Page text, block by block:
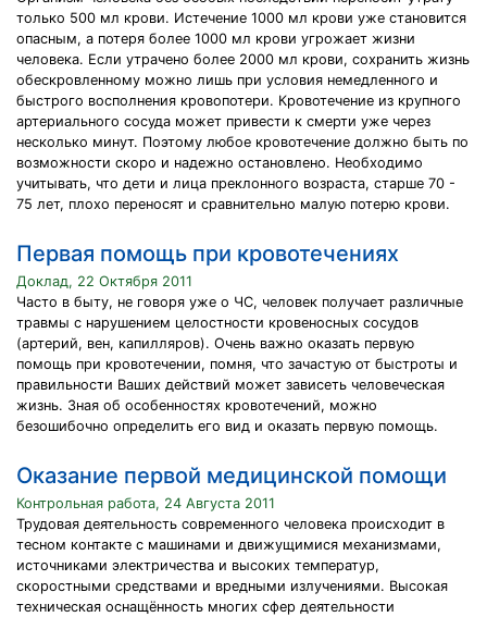
только 500 мл крови. Истечение 1000 мл крови уже становится
опасным, а потеря более 1000 мл крови угрожает жизни
человека. Если утрачено более 2000 мл крови, сохранить жизнь
обескровленному можно лишь при условия немедленного и
быстрого восполнения кровопотери. Кровотечение из крупного
артериального сосуда может привести к смерти уже через
несколько минут. Поэтому любое кровотечение должно быть по
возможности скоро и надежно остановлено. Необходимо
учитывать, что дети и лица преклонного возраста, старше 70 -
75 лет, плохо переносят и сравнительно малую потерю крови.
Первая помощь при кровотечениях
Доклад, 22 Октября 2011
Часто в быту, не говоря уже о ЧС, человек получает различные
травмы с нарушением целостности кровеносных сосудов
(артерий, вен, капилляров). Очень важно оказать первую
помощь при кровотечении, помня, что зачастую от быстроты и
правильности Ваших действий может зависеть человеческая
жизнь. Зная об особенностях кровотечений, можно
безошибочно определить его вид и оказать первую помощь.
Оказание первой медицинской помощи
Контрольная работа, 24 Августа 2011
Трудовая деятельность современного человека происходит в
тесном контакте с машинами и движущимися механизмами,
источниками электричества и высоких температур,
скоростными средствами и вредными излучениями. Высокая
техническая оснащённость многих сфер деятельности